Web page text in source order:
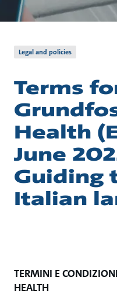
Legal and policies
Terms
Health
June
Guiding
Italian
TERMINI E
HEALTH